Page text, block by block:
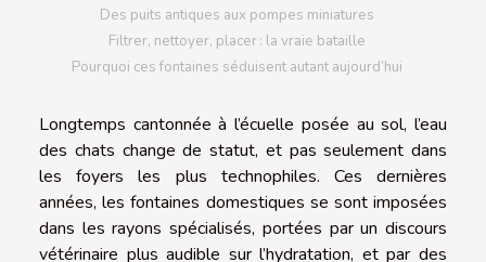
Des puits antiques aux pompes miniatures
Filtrer, nettoyer, placer : la vraie bataille
Pourquoi ces fontaines séduisent autant aujourd’hui
Longtemps cantonnée à l’écuelle posée au sol, l’eau
des chats change de statut, et pas seulement dans
les foyers les plus technophiles. Ces dernières
années, les fontaines domestiques se sont imposées
dans les rayons spécialisés, portées par un discours
vétérinaire plus audible sur l’hydratation, et par des